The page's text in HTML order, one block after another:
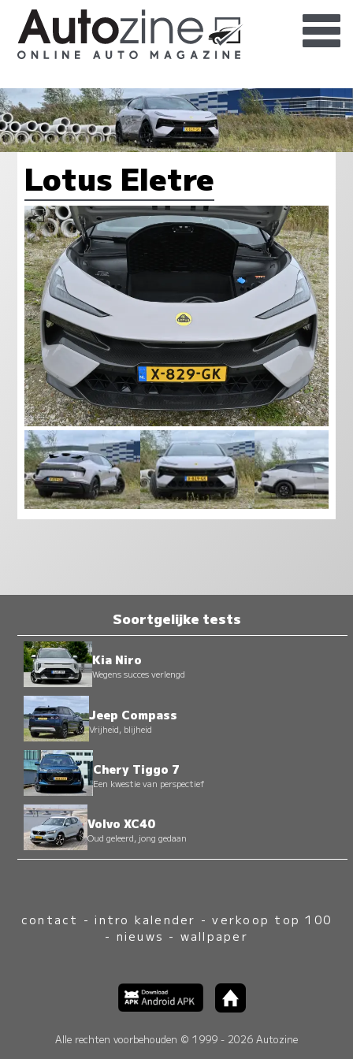
Lotus Eletre
Soortgelijke tests
Kia Niro
Wegens succes verlengd
Jeep Compass
Vrijheid, blijheid
Chery Tiggo 7
Een kwestie van perspectief
Volvo XC40
Oud geleerd, jong gedaan
contact -intro kalender -verkoop top 100
- nieuws - wallpaper
Alle rechten voorbehouden © 1999 - 2026 Autozine